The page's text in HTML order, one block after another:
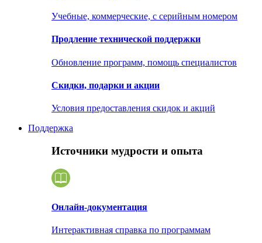
Учебные, коммерческие, с серийным номером
Продление технической поддержки
Обновление программ, помощь специалистов
Скидки, подарки и акции
Условия предоставления скидок и акций
Поддержка
Источники мудрости и опыта
Онлайн-документация
Интерактивная справка по программам